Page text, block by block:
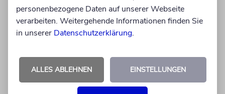
personenbezogene Daten auf unserer Webseite
verarbeiten. Weitergehende Informationen finden Sie
in unserer Datenschutzerklärung.
ALLES ABLEHNEN EINSTELLUNGEN